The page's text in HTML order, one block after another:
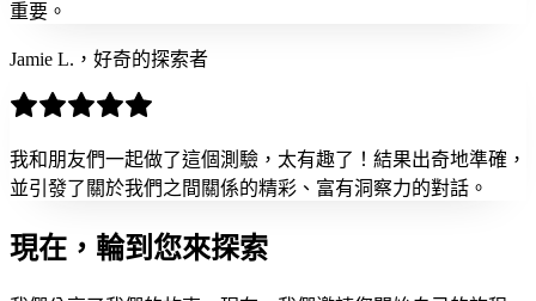
重要。
Jamie L.，好奇的探索者
我和朋友們一起做了這個測驗，太有趣了！結果出奇地準確，
並引發了關於我們之間關係的精彩、富有洞察力的對話。
現在，輪到您來探索